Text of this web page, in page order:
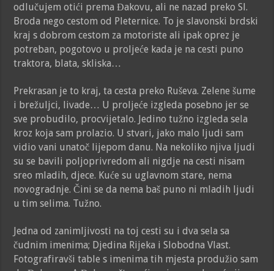
odlučujem otići prema Đakovu, ali ne nazad preko Sl.
Broda nego cestom od Pleternice. To je slavonski brdski
kraj s dobrom cestom za motoriste ali ipak oprez je
potreban, pogotovo u proljeće kada je na cesti puno
traktora, blata, skliska…
Prekrasan je to kraj, ta cesta preko Ruševa. Zelene šume
i brežuljci, livade… U proljeće izgleda posebno jer se
sve probudilo, procvijetalo. Jedino tužno izgleda sela
kroz koja sam prolazio. U stvari, jako malo ljudi sam
vidio vani unatoč lijepom danu. Na nekoliko njiva ljudi
su se bavili poljoprivredom ali nigdje na cesti nisam
sreo mladih, djece. Kuće su uglavnom stare, nema
novogradnje. Čini se da nema baš puno ni mladih ljudi
u tim selima. Tužno.
Jedna od zanimljivosti na toj cesti su i dva sela sa
čudnim imenima; Djedina Rijeka i Slobodna Vlast.
Fotografiravši table s imenima tih mjesta produžio sam